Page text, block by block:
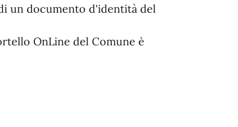
un documento d'identità del
OnLine del Comune è